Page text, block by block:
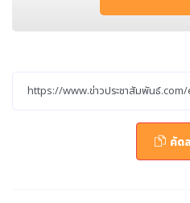
-วัตถุดิบเคมีภัณฑ์ & วัตถุดิบอา
สมัครด่วน! คลิก > https://คัด